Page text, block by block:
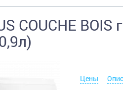
COUCHE
Цены